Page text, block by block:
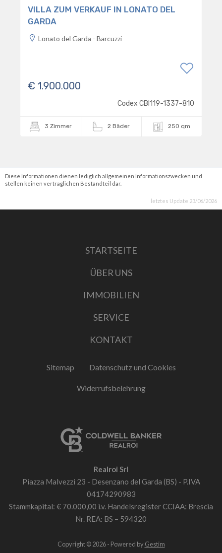
VILLA ZUM VERKAUF IN LONATO DEL
GARDA
Lonato del Garda - Barcuzzi
€ 1.900.000
Codex CBI119-1337-810
3 Zimmer 2 Bäder 250 qm
Diese Informationen dienen lediglich allgemeinen Informationszwecken und
stellen keinen vertraglichen Bestandteil dar.
letztes Update 23/06/2026
STARTSEITE
ÜBER UNS
IMMOBILIEN
SERVICE
KONTAKT
Sitemap Datenschutz und Cookies
Widerrufsbelehrung
Realroi Srl
Piazza Malvezzi 23 - Desenzano del Garda (BS) - P.IVA
04174290983
Stammkapital: € 70.000,00 i.v. Handelsregister CCIAA: Brescia
Nr. REA: BS – 594320
Copyright © 2026 - Powered by Gestim